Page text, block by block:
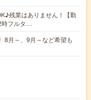
残業はありません！【勤
フルタ…
8月～、9月～など希望も